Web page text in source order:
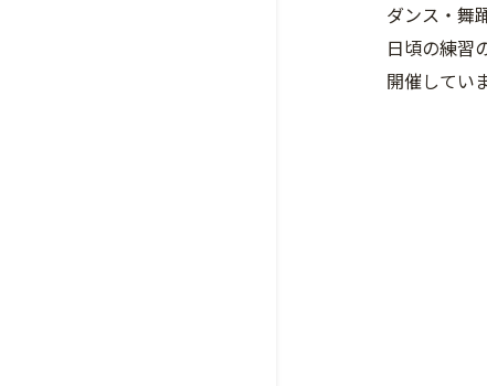
ダンス・舞
日頃の練習
開催してい